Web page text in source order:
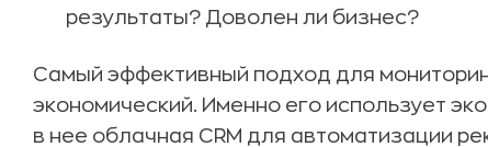
результаты? Доволен ли бизнес?
Самый эффективный подход для
экономический. Именно его использует
в нее облачная CRM для автоматизации